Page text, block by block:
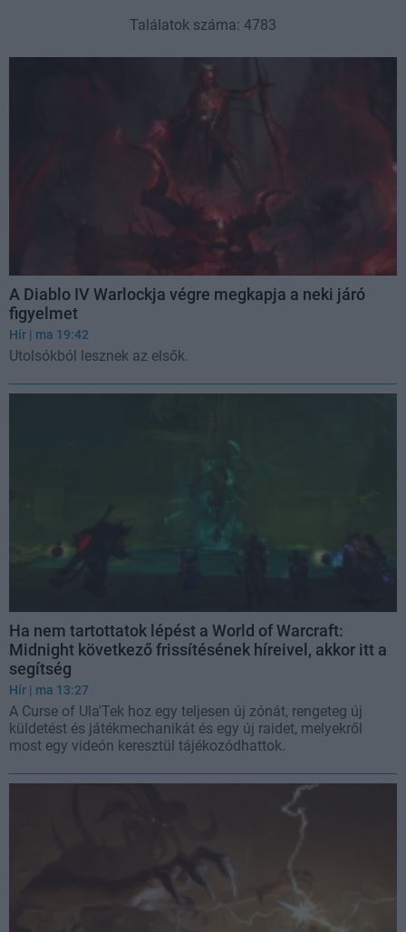
Találatok száma: 4783
A Diablo IV Warlockja végre megkapja a neki járó
figyelmet
Hír | ma 19:42
Utolsókból lesznek az elsők.
Ha nem tartottatok lépést a World of Warcraft:
Midnight következő frissítésének híreivel, akkor itt a
segítség
Hír | ma 13:27
A Curse of Ula'Tek hoz egy teljesen új zónát, rengeteg új
küldetést és játékmechanikát és egy új raidet, melyekről
most egy videón keresztül tájékozódhattok.